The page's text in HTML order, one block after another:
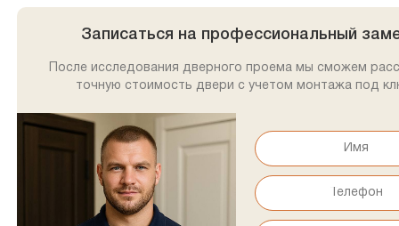
Записаться на профессиональный
После исследования дверного проема мы сможем
точную стоимость двери с учетом монтажа под